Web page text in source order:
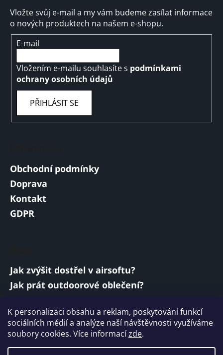
K personalizaci obsahu a reklam, poskytování funkcí
sociálních médií a analýze naší návštěvnosti využíváme
soubory cookies. Více informacízde.
Vložte svůj e-mail a my vám budeme zasílat informace
o nových produktech na našem e-shopu.
E-mail
Vložením e-mailu souhlasíte s podmínkami
ochrany osobních údajů
PŘIHLÁSIT SE
Obchodní podmínky
Doprava
Kontakt
GDPR
Jak zvýšit dostřel v airsoftu?
Jak prát outdoorové oblečení?
Vojenská a armádní sluchátka: co musí
splňovat?
ARCHIV